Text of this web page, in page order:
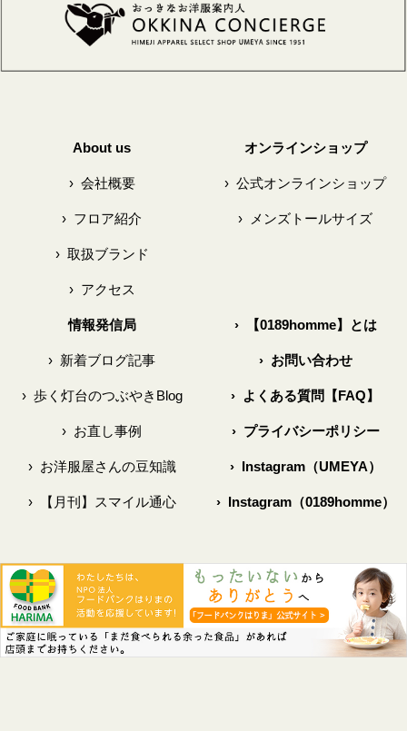
About us
›会社概要
› フロア紹介
›取扱ブランド
›アクセス
オンラインショップ
› 公式オンラインショップ
› メンズトールサイズ
情報発信局
› 新着ブログ記事
›歩く灯台のつぶやきBlog
› お直し事例
›お洋服屋さんの豆知識
›【月刊】スマイル通心
›【0189homme】とは
›お問い合わせ
› よくある質問【FAQ】
›プライバシーポリシー
›Instagram（UMEYA）
›Instagram（0189homme）